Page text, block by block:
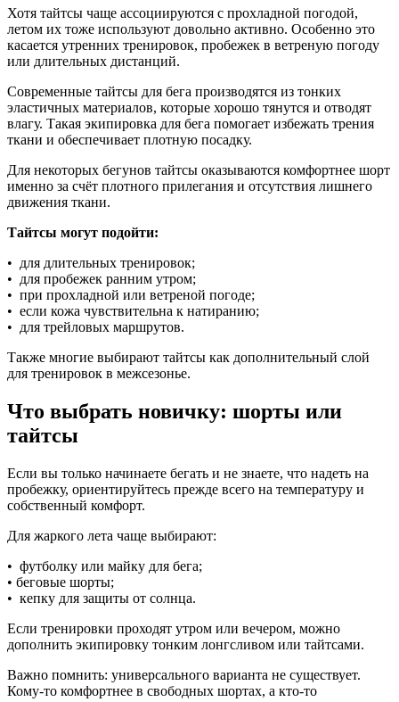
Хотя тайтсы чаще ассоциируются с прохладной погодой,
летом их тоже используют довольно активно. Особенно это
касается утренних тренировок, пробежек в ветреную погоду
или длительных дистанций.
Современные тайтсы для бега производятся из тонких
эластичных материалов, которые хорошо тянутся и отводят
влагу. Такая экипировка для бега помогает избежать трения
ткани и обеспечивает плотную посадку.
Для некоторых бегунов тайтсы оказываются комфортнее шорт
именно за счёт плотного прилегания и отсутствия лишнего
движения ткани.
Тайтсы могут подойти:
• для длительных тренировок;
• для пробежек ранним утром;
• при прохладной или ветреной погоде;
• если кожа чувствительна к натиранию;
• для трейловых маршрутов.
Также многие выбирают тайтсы как дополнительный слой
для тренировок в межсезонье.
Что выбрать новичку: шорты или
тайтсы
Если вы только начинаете бегать и не знаете, что надеть на
пробежку, ориентируйтесь прежде всего на температуру и
собственный комфорт.
Для жаркого лета чаще выбирают:
• футболку или майку для бега;
• беговые шорты;
• кепку для защиты от солнца.
Если тренировки проходят утром или вечером, можно
дополнить экипировку тонким лонгсливом или тайтсами.
Важно помнить: универсального варианта не существует.
Кому-то комфортнее в свободных шортах, а кто-то